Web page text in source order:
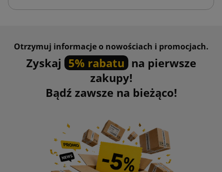
Otrzymuj informacje o nowościach i promocjach.
Zyskaj 5% rabatu na pierwsze
zakupy!
Bądź zawsze na bieżąco!